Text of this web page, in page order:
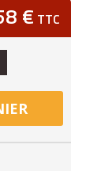
€ TTC